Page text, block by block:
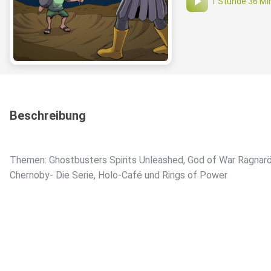
Beschreibung
Themen: Ghostbusters Spirits Unleashed, God of War
Chernoby- Die Serie, Holo-Café und Rings of Power